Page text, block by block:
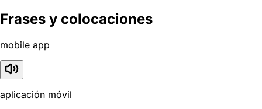
Frases y colocaciones
mobile app
aplicación móvil